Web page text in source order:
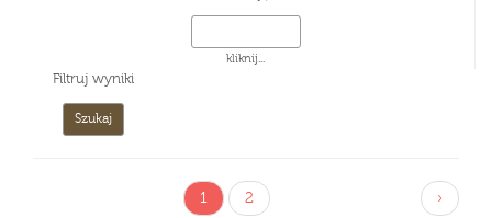
kliknij...
Filtruj wyniki
1 2 ›